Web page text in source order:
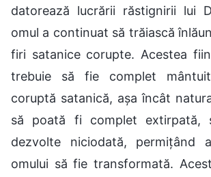
datorează lucrării răstignirii lui
omul a continuat să trăiască
firi satanice corupte. Acestea
trebuie să fie complet
coruptă satanică, așa încât
să poată fi complet extirpată,
dezvolte niciodată, permițând
omului să fie transformată.